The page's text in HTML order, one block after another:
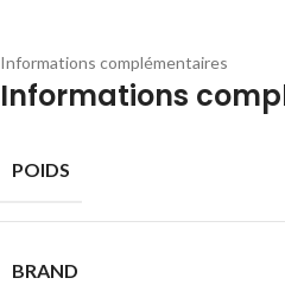
Informations complémentaires
Informations
POIDS
BRAND